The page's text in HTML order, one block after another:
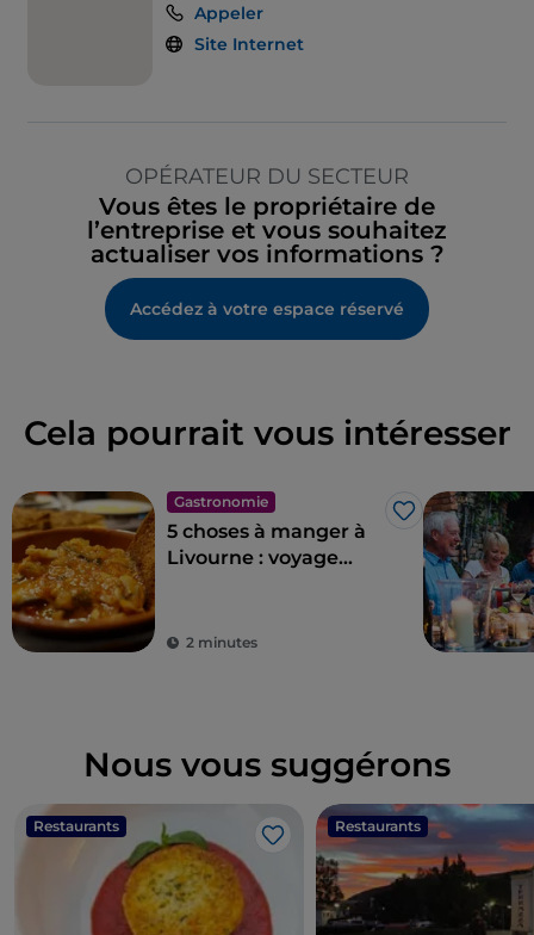
Appeler
Site Internet
OPÉRATEUR DU SECTEUR
Vous êtes le propriétaire de
l’entreprise et vous souhaitez
actualiser vos informations ?
Accédez à votre espace réservé
Cela pourrait vous intéresser
Gastronomie
J’aime
5 choses à manger à
Livourne : voyage
2 minutes
Nous vous suggérons
Restaurants
J’aime
Restaurants